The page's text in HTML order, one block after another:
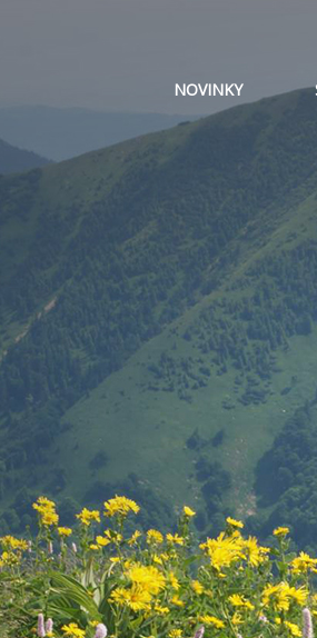
NOVINKY